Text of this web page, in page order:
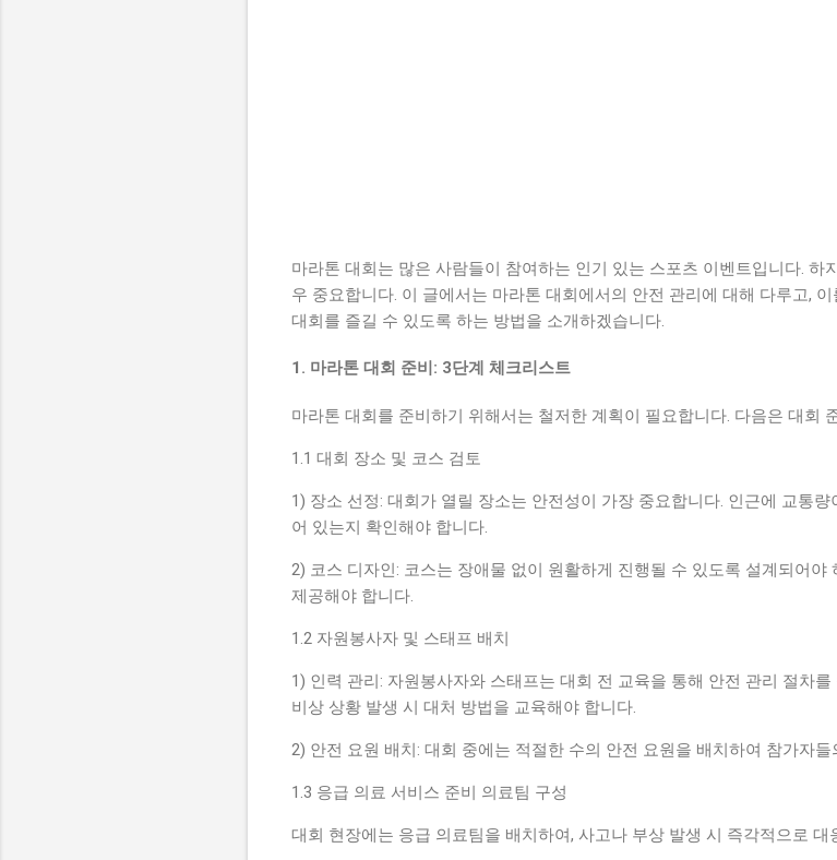
마라톤 대회는 많은 사람들이 참여하는 인기 있는 스포츠 이벤트입니다. 하
우 중요합니다. 이 글에서는 마라톤 대회에서의 안전 관리에 대해 다루고,
대회를 즐길 수 있도록 하는 방법을 소개하겠습니다.
1. 마라톤 대회 준비: 3단계 체크리스트
마라톤 대회를 준비하기 위해서는 철저한 계획이 필요합니다. 다음은 대회
1.1 대회 장소 및 코스 검토
1) 장소 선정: 대회가 열릴 장소는 안전성이 가장 중요합니다. 인근에 교통
어 있는지 확인해야 합니다.
2) 코스 디자인: 코스는 장애물 없이 원활하게 진행될 수 있도록 설계되어
제공해야 합니다.
1.2 자원봉사자 및 스태프 배치
1) 인력 관리: 자원봉사자와 스태프는 대회 전 교육을 통해 안전 관리 절차
비상 상황 발생 시 대처 방법을 교육해야 합니다.
2) 안전 요원 배치: 대회 중에는 적절한 수의 안전 요원을 배치하여 참가자
1.3 응급 의료 서비스 준비 의료팀 구성
대회 현장에는 응급 의료팀을 배치하여, 사고나 부상 발생 시 즉각적으로 대